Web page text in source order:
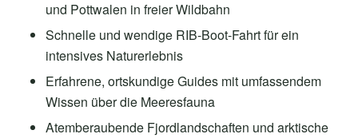
und Pottwalen in freier Wildbahn
Schnelle und wendige RIB-Boot-Fahrt für ein
intensives Naturerlebnis
Erfahrene, ortskundige Guides mit umfassendem
Wissen über die Meeresfauna
Atemberaubende Fjordlandschaften und arktische